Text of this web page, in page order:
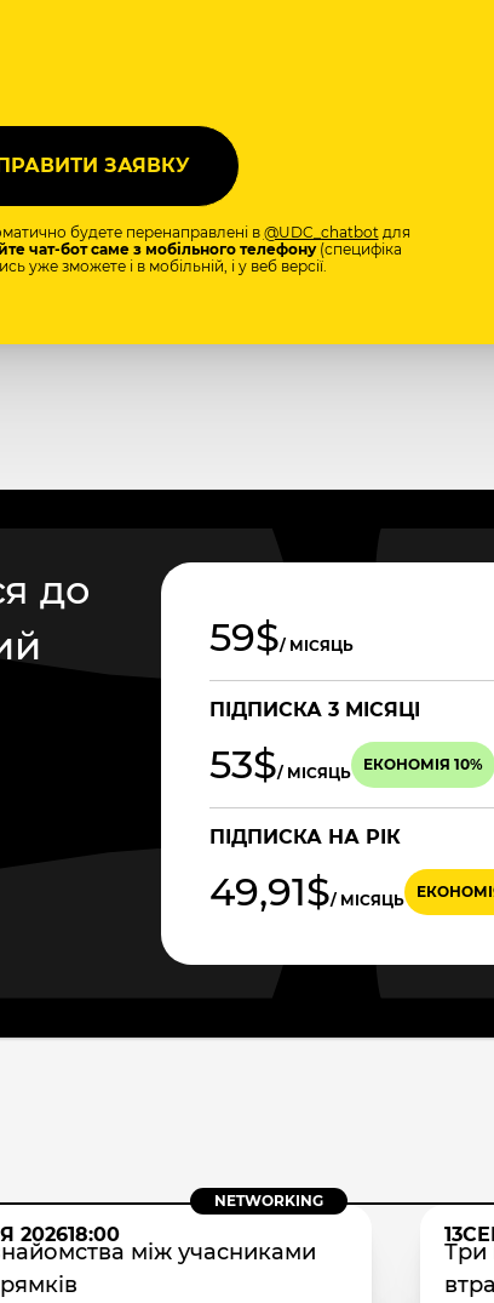
будете перенаправлені в @UDC_chatbotдля
чат-бот саме з мобільного телефону(специфіка
уже зможете і в мобільній, і у веб версії.
до
59$/ МІСЯЦЬ
ПІДПИСКА 3 МІСЯЦІ
53$/ МІСЯЦЬ ЕКОНОМІЯ 10%
ПІДПИСКА НА РІК
49,91$/ МІСЯЦЬ
NETWORKING
202618:00
між учасниками
13
Три